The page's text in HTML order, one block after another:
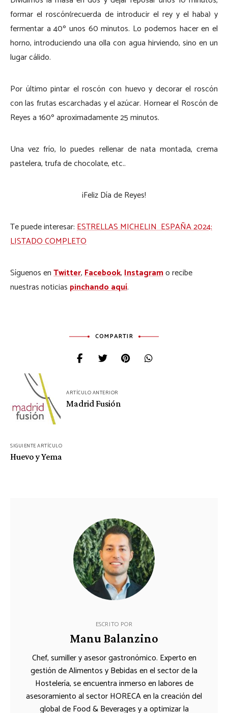
formar el roscón(recuerda de introducir el rey y el haba) y
fermentar a 40º unos 60 minutos. Lo podemos hacer en el
horno, introduciendo una olla con agua hirviendo, sino en un
lugar cálido.
Por último pintar el roscón con huevo y decorar el roscón
con las frutas escarchadas y el azúcar. Hornear el Roscón de
Reyes a 160º aproximadamente 25 minutos.
Una vez frío, lo puedes rellenar de nata montada, crema
pastelera, trufa de chocolate, etc..
¡Feliz Día de Reyes!
Te puede interesar:ESTRELLAS MICHELIN ESPAÑA 2024:
LISTADO COMPLETO
Síguenos enTwitter,Facebook,Instagramo recibe
nuestras noticias pinchando aquí.
COMPARTIR
Navegación
entradas
ARTÍCULO ANTERIOR
Madrid Fusión
SIGUIENTE ARTÍCULO
Huevo y Yema
ESCRITO POR
Manu Balanzino
Chef, sumiller y asesor gastronómico. Experto en
gestión de Alimentos y Bebidas en el sector de la
Hostelería, se encuentra inmerso en labores de
asesoramiento al sector HORECA en la creación del
global de Food & Beverages y a optimizar la